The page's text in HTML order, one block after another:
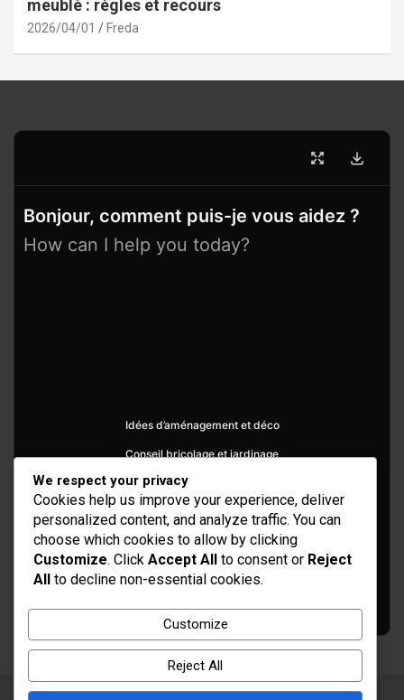
meublé : règles et recours
2026/04/01 Freda
Bonjour, comment puis-je vous aidez ?
How can I help you today?
Idées d’aménagement et déco
Conseil bricolage et jardinage
Choix d'outillage et de matériaux
We respect your privacy
Cookies help us improve your experience, deliver
personalized content, and analyze traffic. You can
choose which cookies to allow by clicking
Customize. Click Accept All to consent or Reject
All to decline non-essential cookies.
Customize
Reject All